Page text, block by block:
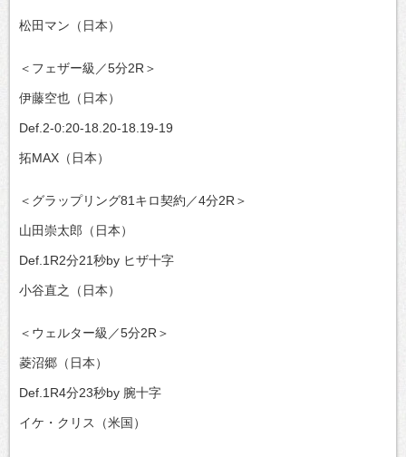
松田マン（日本）
＜フェザー級／5分2R＞
伊藤空也（日本）
Def.2-0:20-18.20-18.19-19
拓MAX（日本）
＜グラップリング81キロ契約／4分2R＞
山田崇太郎（日本）
Def.1R2分21秒by ヒザ十字
小谷直之（日本）
＜ウェルター級／5分2R＞
菱沼郷（日本）
Def.1R4分23秒by 腕十字
イケ・クリス（米国）